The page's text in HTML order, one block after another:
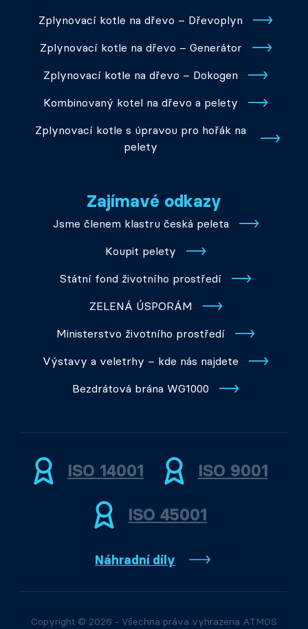
Zplynovací kotle na dřevo – Dřevoplyn
Zplynovací kotle na dřevo – Generátor
Zplynovací kotle na dřevo – Dokogen
Kombinovaný kotel na dřevo a pelety
Zplynovací kotle s úpravou pro hořák na
pelety
Zajímavé odkazy
Jsme členem klastru česká peleta
Koupit pelety
Státní fond životního prostředí
ZELENÁ ÚSPORÁM
Ministerstvo životního prostředí
Výstavy a veletrhy – kde nás najdete
Bezdrátová brána WG1000
ISO 14001 ISO 9001
ISO 45001
Náhradní díly
Copyright © 2026 - Všechna práva vyhrazena ATMOS